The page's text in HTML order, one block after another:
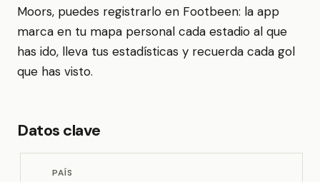
Moors, puedes registrarlo en Footbeen: la app
marca en tu mapa personal cada estadio al que
has ido, lleva tus estadísticas y recuerda cada gol
que has visto.
Datos clave
PAÍS